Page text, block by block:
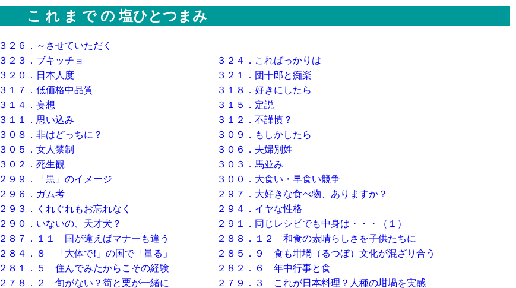
こ れ ま で の 塩ひとつまみ
３２６．～させていただく
３２３．ブキッチョ
３２４．こればっかりは
３２０．日本人度
３２１．団十郎と痴楽
３１７．低価格中品質
３１８．好きにしたら
３１４．妄想
３１５．定説
３１１．思い込み
３１２．不謹慎？
３０８．非はどっちに？
３０９．もしかしたら
３０５．女人禁制
３０６．夫婦別姓
３０２．死生観
３０３．馬並み
２９９．「黒」のイメージ
３００．大食い・早食い競争
２９６．ガム考
２９７．大好きな食べ物、ありますか？
２９３．くれぐれもお忘れなく
２９４．イヤな性格
２９０．いないの、天才犬？
２９１．同じレシピでも中身は・・・（１）
２８７．１１ 国が違えばマナーも違う
２８８．１２ 和食の素晴らしさを子供たちに
２８４．８ 「大体で!」の国で「量る」
２８５．９ 食も坩堝（るつぼ）文化が混ざり合う
２８１．５ 住んでみたからこその経験
２８２．６ 年中行事と食
２７８．２ 旬がない？筍と栗が一緒に
２７９．３ これが日本料理？人種の坩堝を実感